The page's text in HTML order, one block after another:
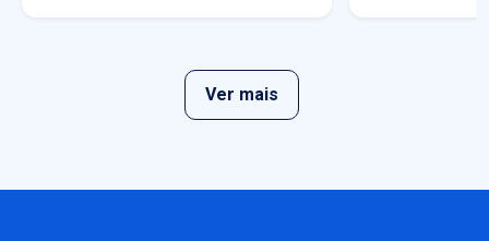
Ver mais